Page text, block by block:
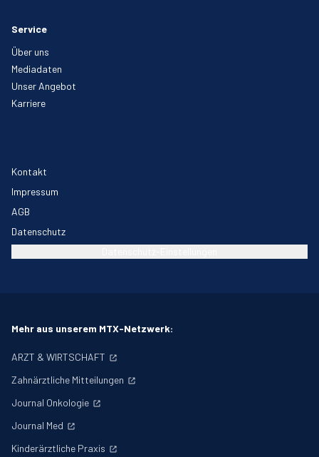
Service
Über uns
Mediadaten
Unser Angebot
Karriere
Kontakt
Impressum
AGB
Datenschutz
Mehr aus unserem MTX-Netzwerk:
ARZT & WIRTSCHAFT
Zahnärztliche Mitteilungen
Journal Onkologie
Journal Med
Kinderärztliche Praxis